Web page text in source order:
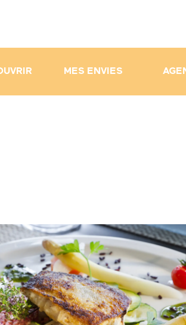
MES ENVIES